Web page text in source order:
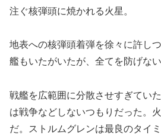
注ぐ核弾頭に焼かれる火星。
地表への核弾頭着弾を徐々に許し
艦もいたがいたが、全てを防げない
戦艦を広範囲に分散させすぎてい
は戦争などしないつもりだった。
だ。ストルムグレンは最良のタイ